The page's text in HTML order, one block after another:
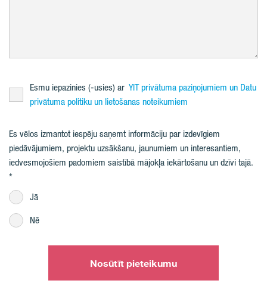
Esmu iepazinies (-usies) ar YIT privātuma paziņojumiem un Datu
privātuma politiku un lietošanas noteikumiem
Es vēlos izmantot iespēju saņemt informāciju par izdevīgiem
piedāvājumiem, projektu uzsākšanu, jaunumiem un interesantiem,
iedvesmojošiem padomiem saistībā mājokļa iekārtošanu un dzīvi tajā.
Jā
Nē
Nosūtīt pieteikumu